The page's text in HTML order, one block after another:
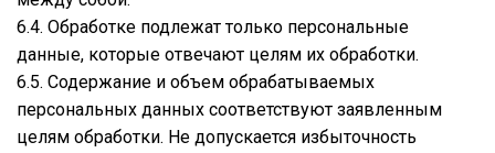
6.4. Обработке подлежат только персональные
данные, которые отвечают целям их обработки.
6.5. Содержание и объем обрабатываемых
персональных данных соответствуют заявленным
целям обработки. Не допускается избыточность